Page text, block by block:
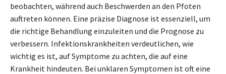
beobachten, während auch Beschwerden an den Pfoten
auftreten können. Eine präzise Diagnose ist essenziell, um
die richtige Behandlung einzuleiten und die Prognose zu
verbessern. Infektionskrankheiten verdeutlichen, wie
wichtig es ist, auf Symptome zu achten, die auf eine
Krankheit hindeuten. Bei unklaren Symptomen ist oft eine